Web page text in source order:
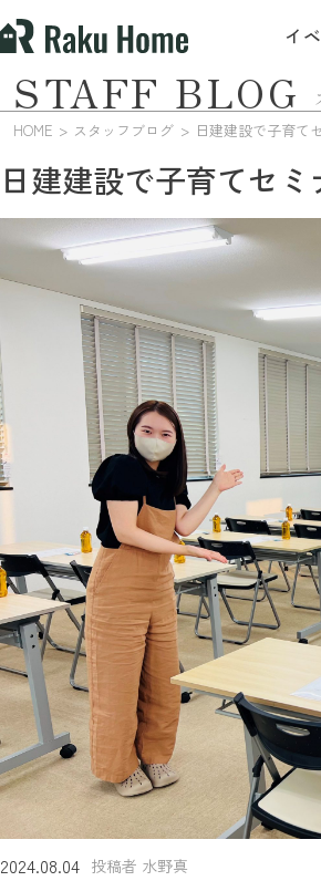
イ
STAFF BLOG
HOME スタッフブログ
日建建設で子育てセ
2024.08.04 投稿者 水野真